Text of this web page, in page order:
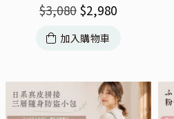
$3,080 $2,980
加入購物車